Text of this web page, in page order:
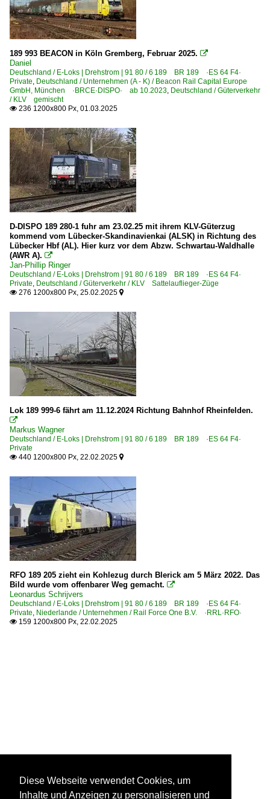
189 993 BEACON in Köln Gremberg, Februar 2025. 
Daniel
Deutschland / E-Loks | Drehstrom | 91 80 / 6 189 BR 189 ·ES 64 F4·
Private, Deutschland / Unternehmen (A - K) / Beacon Rail Capital Europe
GmbH, München ·BRCE·DISPO· ab 10.2023, Deutschland / Güterverkehr
/ KLV gemischt
 236 1200x800 Px, 01.03.2025
D-DISPO 189 280-1 fuhr am 23.02.25 mit ihrem KLV-Güterzug
kommend vom Lübecker-Skandinavienkai (ALSK) in Richtung des
Lübecker Hbf (AL). Hier kurz vor dem Abzw. Schwartau-Waldhalle
(AWR A). 
Jan-Phillip Ringer
Deutschland / E-Loks | Drehstrom | 91 80 / 6 189 BR 189 ·ES 64 F4·
Private, Deutschland / Güterverkehr / KLV Sattelauflieger-Züge
 276 1200x800 Px, 25.02.2025 
Lok 189 999-6 fährt am 11.12.2024 Richtung Bahnhof Rheinfelden.

Markus Wagner
Deutschland / E-Loks | Drehstrom | 91 80 / 6 189 BR 189 ·ES 64 F4·
Private
 440 1200x800 Px, 22.02.2025 
RFO 189 205 zieht ein Kohlezug durch Blerick am 5 März 2022. Das
Bild wurde vom offenbarer Weg gemacht. 
Leonardus Schrijvers
Deutschland / E-Loks | Drehstrom | 91 80 / 6 189 BR 189 ·ES 64 F4·
Private, Niederlande / Unternehmen / Rail Force One B.V. ·RRL·RFO·
 159 1200x800 Px, 22.02.2025
Diese Webseite verwendet Cookies, um
Inhalte und Anzeigen zu personalisieren und